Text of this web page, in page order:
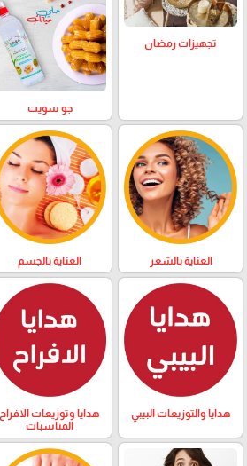
تجهيزات رمضان
جو سويت
العناية بالشعر العناية بالجسم
هدايا والتوزيعات البيبي
هدايا وتوزيعات الافراح
المناسبات